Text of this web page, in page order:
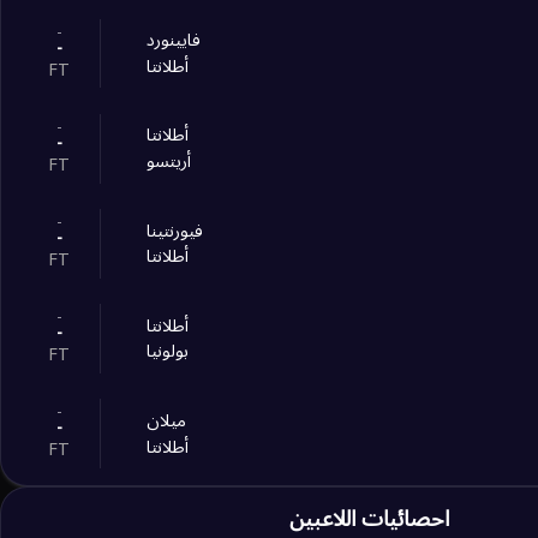
--
FT
فايينورد
أطلانتا
--
FT
أطلانتا
أريتسو
--
FT
فيورنتينا
أطلانتا
--
FT
أطلانتا
بولونيا
--
FT
ميلان
أطلانتا
احصائيات اللاعبين